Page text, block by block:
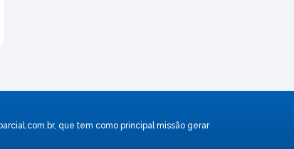
, que tem como principal missão gerar